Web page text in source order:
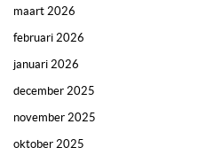
maart 2026
februari 2026
januari 2026
december 2025
november 2025
oktober 2025